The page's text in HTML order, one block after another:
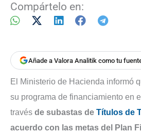
Compártelo en:
Añade a Valora Analitik como tu
El Ministerio de Hacienda informó
su programa de financiamiento en
través de subastas de Títulos de
acuerdo con las metas del Plan